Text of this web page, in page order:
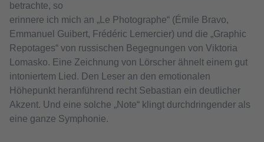
betrachte, so
erinnere ich mich an „Le Photographe“ (Émile Bravo,
Emmanuel Guibert, Frédéric Lemercier) und die „Graphic
Repotages“ von russischen Begegnungen von Viktoria
Lomasko. Eine Zeichnung von Lörscher ähnelt einem gut
intoniertem Lied. Den Leser an den emotionalen
Höhepunkt heranführend recht Sebastian ein deutlicher
Akzent. Und eine solche „Note“ klingt durchdringender als
eine ganze Symphonie.